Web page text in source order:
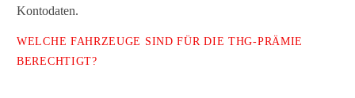
Kontodaten.
WELCHE FAHRZEUGE SIND FÜR DIE THG-PRÄMIE
BERECHTIGT?